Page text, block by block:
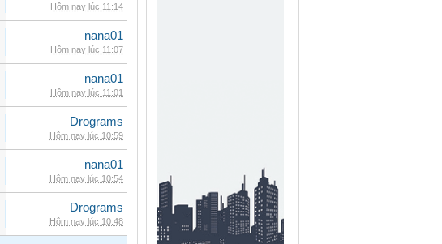
Hôm nay lúc 11:14
nana01
Hôm nay lúc 11:07
nana01
Hôm nay lúc 11:01
Drograms
Hôm nay lúc 10:59
nana01
Hôm nay lúc 10:54
Drograms
Hôm nay lúc 10:48